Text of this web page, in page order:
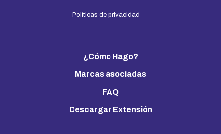
Políticas de privacidad
¿Cómo Hago?
Marcas asociadas
FAQ
Descargar Extensión